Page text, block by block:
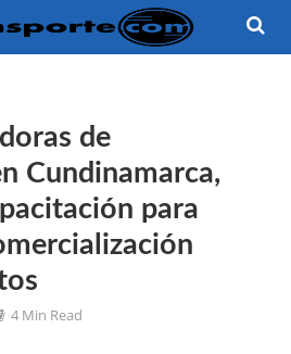
de
Cundinamarca,
para
4 Min Read